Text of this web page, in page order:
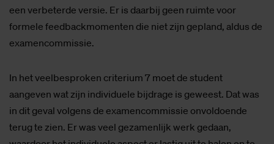
een verbeterde versie. Er is daarbij geen ruimte voor
formele feedbackmomenten die niet zijn gepland, aldus de
examencommissie.
In het veelbesproken criterium 7 moet de student
aangeven wat zijn individuele bijdrage is geweest. Dat was
in dit geval volgens de examencommissie onvoldoende
terug te zien. Er was veel gezamenlijk werk gedaan,